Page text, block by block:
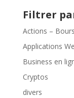
Filtrer
Actions –
Applications
Business en
Cryptos
divers